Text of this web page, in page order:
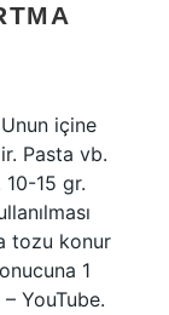
içine
Pasta vb.
15 gr.
tozu konur
1
– YouTube.